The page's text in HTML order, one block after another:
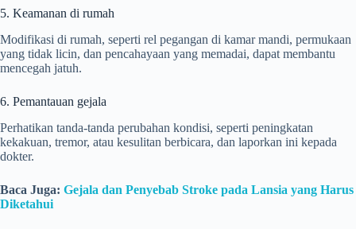
5. Keamanan di rumah
Modifikasi di rumah, seperti rel pegangan di kamar mandi, permukaan
yang tidak licin, dan pencahayaan yang memadai, dapat membantu
mencegah jatuh.
6. Pemantauan gejala
Perhatikan tanda-tanda perubahan kondisi, seperti peningkatan
kekakuan, tremor, atau kesulitan berbicara, dan laporkan ini kepada
dokter.
Baca Juga: Gejala dan Penyebab Stroke pada Lansia yang Harus
Diketahui